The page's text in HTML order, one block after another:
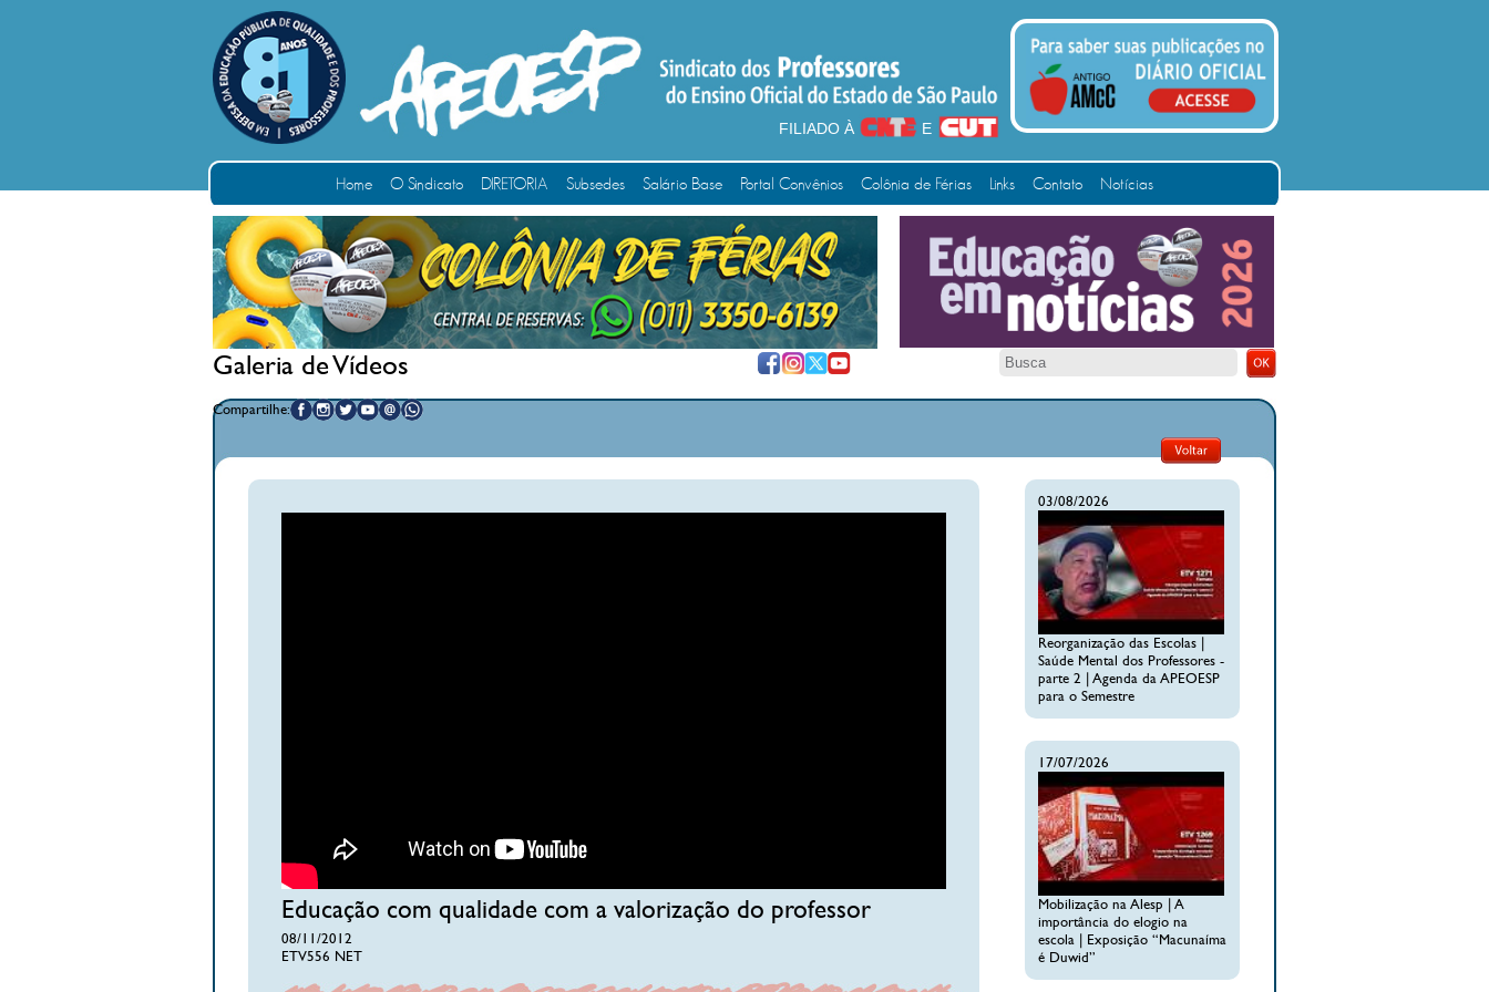
FILIADO À E
Home O Sindicato DIRETORIA Subsedes Salário Base Portal Convênios Colônia de Férias Links Contato Notícias
Galeria de Vídeos
Compartilhe:
Educação com qualidade com a valorização do professor
08/11/2012
ETV556 NET
03/08/2026
Reorganização das Escolas |
Saúde Mental dos Professores -
parte 2 | Agenda da APEOESP
para o Semestre
17/07/2026
Mobilização na Alesp | A
importância do elogio na
escola | Exposição “Macunaíma
é Duwid”